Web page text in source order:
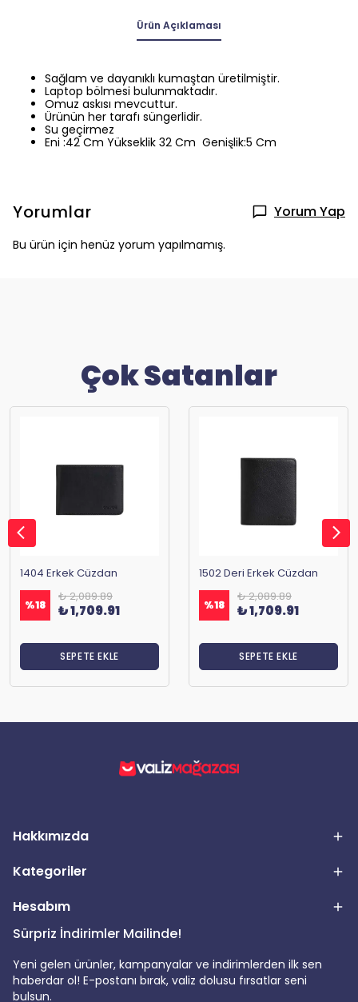
Ürün Açıklaması
Sağlam ve dayanıklı kumaştan üretilmiştir.
Laptop bölmesi bulunmaktadır.
Omuz askısı mevcuttur.
Ürünün her tarafı süngerlidir.
Su geçirmez
Eni :42 Cm Yükseklik 32 Cm Genişlik:5 Cm
Yorumlar Yorum Yap
Bu ürün için henüz yorum yapılmamış.
Çok Satanlar
1404 Erkek Cüzdan
%18
₺ 2,089.89
₺ 1,709.91
SEPETE EKLE
1502 Deri Erkek Cüzdan
%18
₺ 2,089.89
₺ 1,709.91
SEPETE EKLE
Hakkımızda
Kategoriler
Hesabım
Sürpriz İndirimler Mailinde!
Yeni gelen ürünler, kampanyalar ve indirimlerden ilk sen
haberdar ol! E-postanı bırak, valiz dolusu fırsatlar seni
bulsun.